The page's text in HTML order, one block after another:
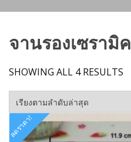
จานรองเซรามิ
SHOWING ALL 4 RESULTS
ลดราคา!